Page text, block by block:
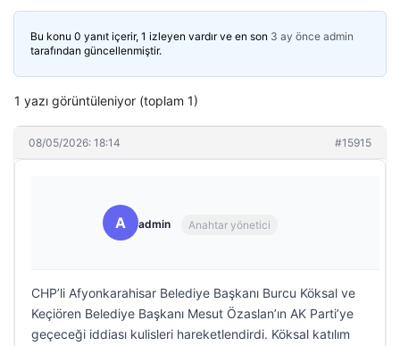
Bu konu 0 yanıt içerir, 1 izleyen vardır ve en son 3 ay önce admin
tarafından güncellenmiştir.
1 yazı görüntüleniyor (toplam 1)
08/05/2026: 18:14 #15915
A admin Anahtar yönetici
CHP’li Afyonkarahisar Belediye Başkanı Burcu Köksal ve
Keçiören Belediye Başkanı Mesut Özaslan’ın AK Parti’ye
geçeceği iddiası kulisleri hareketlendirdi. Köksal katılım